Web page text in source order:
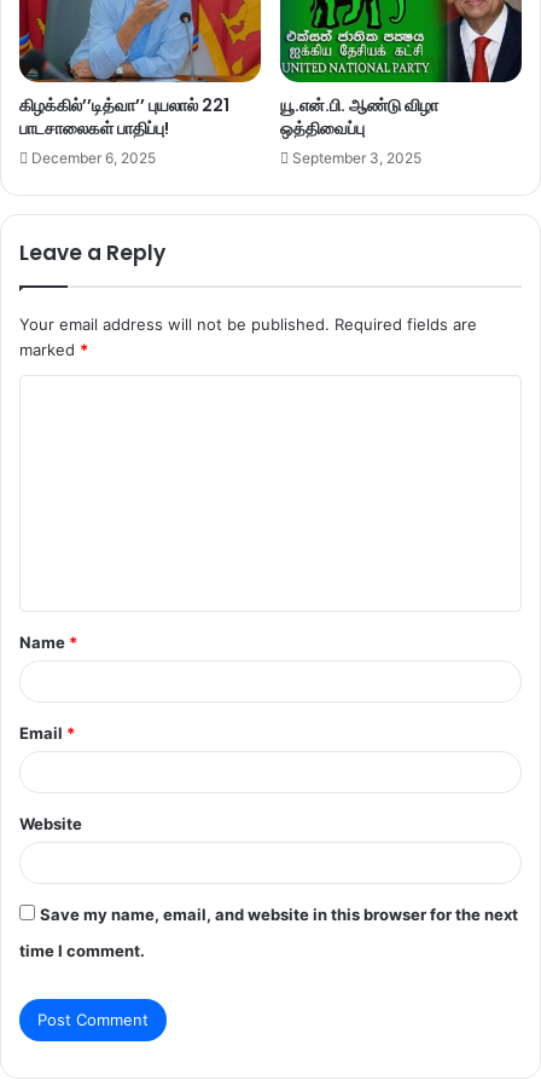
கிழக்கில்’’டித்வா’’ புயலால் 221
பாடசாலைகள் பாதிப்பு!
December 6, 2025
யூ.என்.பி. ஆண்டு விழா
ஒத்திவைப்பு
September 3, 2025
Leave a Reply
Your email address will not be published. Required fields are
marked *
t
*
Name *
Email *
Website
Save my name, email, and website in this browser for the next
time I comment.